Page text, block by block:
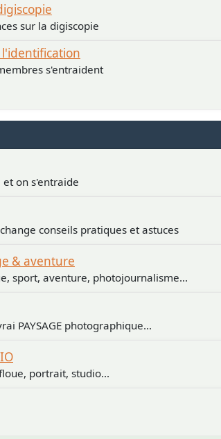
sur la digiscopie
s'entraident
on s'entraide
conseils pratiques et astuces
& aventure
sport, aventure, photojournalisme...
PAYSAGE photographique...
portrait, studio...